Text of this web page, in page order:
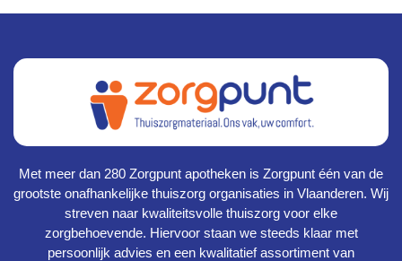
Met meer dan 280 Zorgpunt apotheken is Zorgpunt één van de
grootste onafhankelijke thuiszorg organisaties in Vlaanderen. Wij
streven naar kwaliteitsvolle thuiszorg voor elke
zorgbehoevende. Hiervoor staan we steeds klaar met
persoonlijk advies en een kwalitatief assortiment van